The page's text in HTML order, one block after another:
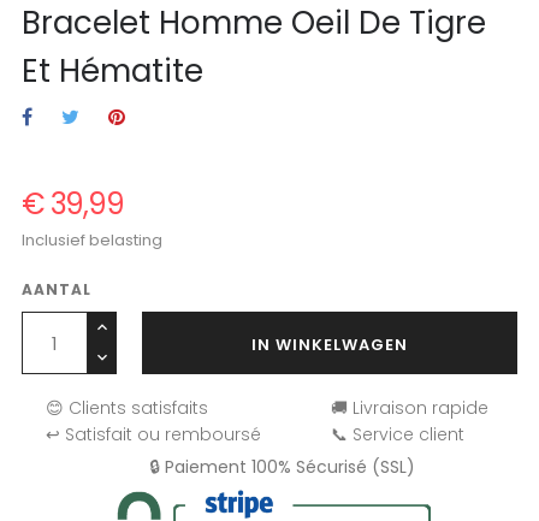
Bracelet Homme Oeil De Tigre
Et Hématite
€ 39,99
Inclusief belasting
AANTAL
IN WINKELWAGEN
😊 Clients satisfaits
🚚 Livraison rapide
↩️ Satisfait ou remboursé
📞 Service client
🔒 Paiement 100% Sécurisé (SSL)